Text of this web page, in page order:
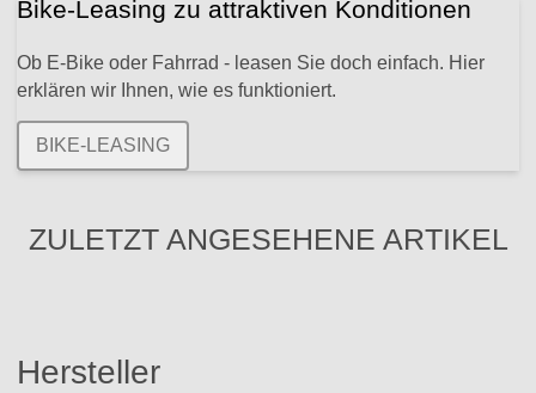
Bike-Leasing zu attraktiven Konditionen
Ob E-Bike oder Fahrrad - leasen Sie doch einfach. Hier
erklären wir Ihnen, wie es funktioniert.
BIKE-LEASING
ZULETZT ANGESEHENE ARTIKEL
Hersteller